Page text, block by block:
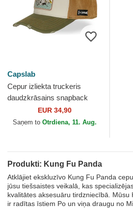
Capslab
Cepur izliekta truckeris
daudzkrāsains snapback
KFP DRA Kung Fu Panda no
Capslab
EUR 34,90
Saņem to Otrdiena, 11. Aug.
Produkti: Kung Fu Panda
Atklājiet ekskluzīvo Kung Fu Panda
jūsu tiešsaistes veikalā, kas
kvalitātes aksesuāru tirdzniecībā. Mūsu
ir radītas īstiem Po un viņa draugu no